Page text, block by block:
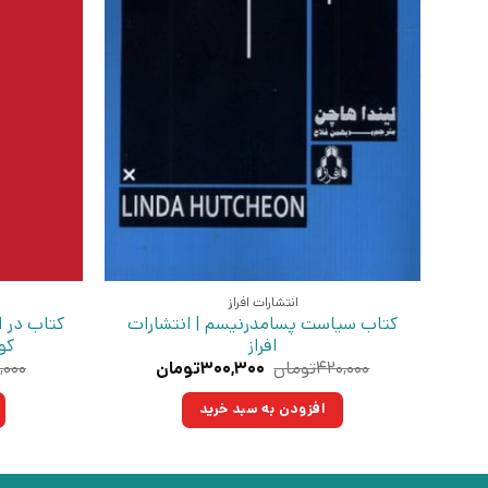
انتشارات افراز
کتاب سیاست پسامدرنیسم | انتشارات
افراز
۴۲۰,۰۰۰تومان قیمت
۴۲۰,۰۰۰تومان
بود.
۳۰۰,۳۰۰تومان
افزودن به سبد خرید
کتاب در